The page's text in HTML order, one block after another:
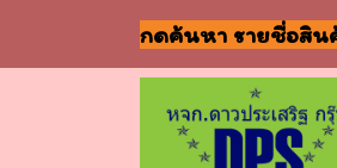
กดค้นหา รายชื่อสิน